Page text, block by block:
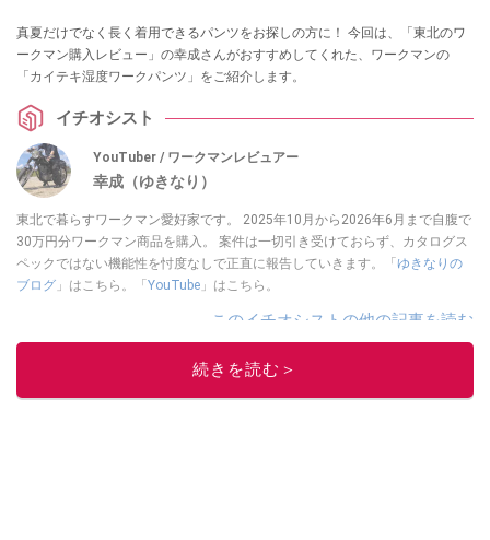
真夏だけでなく長く着用できるパンツをお探しの方に！ 今回は、「東北のワ
ークマン購入レビュー」の幸成さんがおすすめしてくれた、ワークマンの
「カイテキ湿度ワークパンツ」をご紹介します。
イチオシスト
YouTuber / ワークマンレビュアー
幸成（ゆきなり）
東北で暮らすワークマン愛好家です。 2025年10月から2026年6月まで自腹で
30万円分ワークマン商品を購入。 案件は一切引き受けておらず、カタログス
ペックではない機能性を忖度なしで正直に報告していきます。「 ゆきなりの
ブログ 」はこちら。「 YouTube 」はこちら。
このイチオシストの他の記事を読む
続きを読む＞